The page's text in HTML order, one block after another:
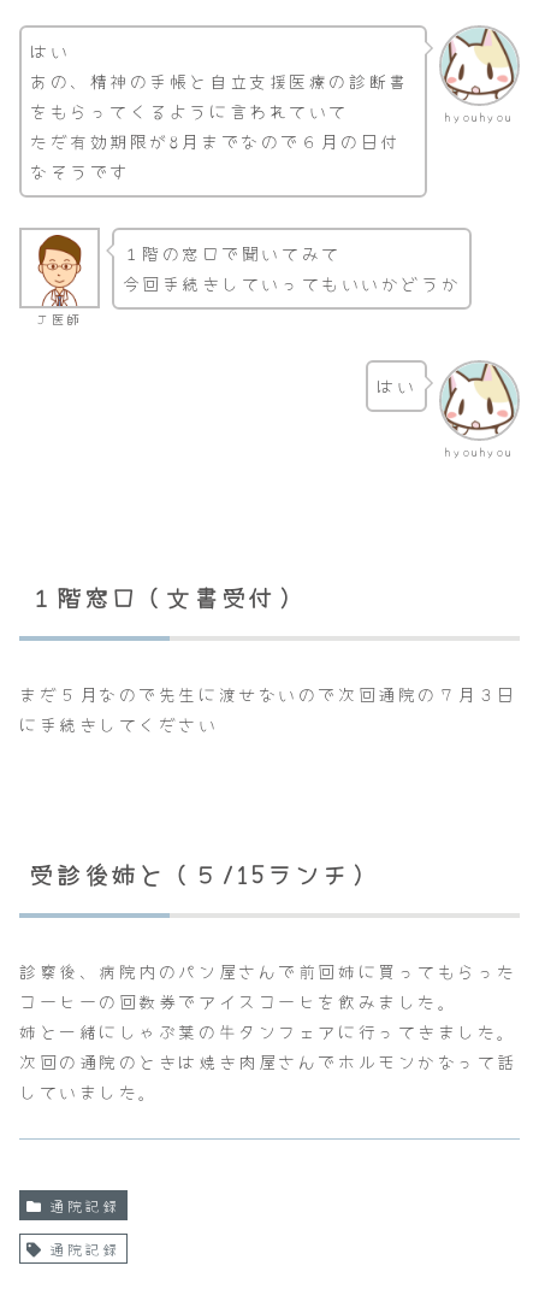
hyouhyou
はい
あの、精神の手帳と自立支援医療の診断書
をもらってくるように言われていて
ただ有効期限が8月までなので６月の日付
なそうです
Ｊ医師
１階の窓口で聞いてみて
今回手続きしていってもいいかどうか
hyouhyou
はい
１階窓口（文書受付）
まだ５月なので先生に渡せないので次回通院の７月３日
に手続きしてください
受診後姉と（５/15ランチ）
診察後、病院内のパン屋さんで前回姉に買ってもらった
コーヒーの回数券でアイスコーヒを飲みました。
姉と一緒にしゃぶ葉の牛タンフェアに行ってきました。
次回の通院のときは焼き肉屋さんでホルモンかなって話
していました。
通院記録
通院記録